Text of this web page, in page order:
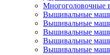
Вышивальные
Вышивальные
Вышивальные
Вышивальные
Вышивальные